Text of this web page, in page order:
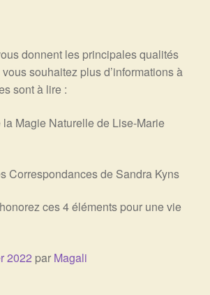
donnent les principales qualités
souhaitez plus d’informations à
sont à lire :
Magie Naturelle de Lise-Marie
Correspondances de Sandra Kyns
ces 4 éléments pour une vie
2022 par Magali